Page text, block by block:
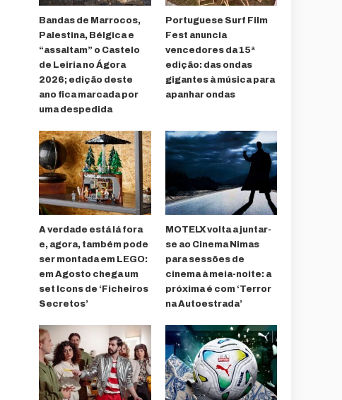
Bandas de Marrocos,
Palestina, Bélgica e
“assaltam” o Castelo
de Leiria no Ágora
2026; edição deste
ano fica marcada por
uma despedida
Portuguese Surf Film
Fest anuncia
vencedores da 15ª
edição: das ondas
gigantes à música para
apanhar ondas
A verdade está lá fora
e, agora, também pode
ser montada em LEGO:
em Agosto chega um
set Icons de ‘Ficheiros
Secretos’
MOTELX volta a juntar-
se ao Cinema Nimas
para sessões de
cinema à meia-noite: a
próxima é com ‘Terror
na Autoestrada’